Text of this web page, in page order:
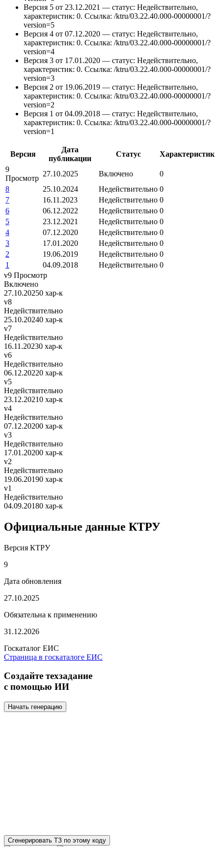
Версия 5 от 23.12.2021 — статус: Недействительно,
характеристик: 0. Ссылка: /ktru/03.22.40.000-00000001/?
version=5
Версия 4 от 07.12.2020 — статус: Недействительно,
характеристик: 0. Ссылка: /ktru/03.22.40.000-00000001/?
version=4
Версия 3 от 17.01.2020 — статус: Недействительно,
характеристик: 0. Ссылка: /ktru/03.22.40.000-00000001/?
version=3
Версия 2 от 19.06.2019 — статус: Недействительно,
характеристик: 0. Ссылка: /ktru/03.22.40.000-00000001/?
version=2
Версия 1 от 04.09.2018 — статус: Недействительно,
характеристик: 0. Ссылка: /ktru/03.22.40.000-00000001/?
version=1
Версия
Дата
публикации
Статус
Характеристик
9
Просмотр
27.10.2025 Включено
0
8
25.10.2024 Недействительно 0
7
16.11.2023 Недействительно 0
6
06.12.2022 Недействительно 0
5
23.12.2021 Недействительно 0
4
07.12.2020 Недействительно 0
3
17.01.2020 Недействительно 0
2
19.06.2019 Недействительно 0
1
04.09.2018 Недействительно 0
v9 Просмотр
Включено
27.10.20250 хар-к
v8
Недействительно
25.10.20240 хар-к
v7
Недействительно
16.11.20230 хар-к
v6
Недействительно
06.12.20220 хар-к
v5
Недействительно
23.12.20210 хар-к
v4
Недействительно
07.12.20200 хар-к
v3
Недействительно
17.01.20200 хар-к
v2
Недействительно
19.06.20190 хар-к
v1
Недействительно
04.09.20180 хар-к
Официальные данные КТРУ
Версия КТРУ
9
Дата обновления
27.10.2025
Обязательна к применению
31.12.2026
Госкаталог ЕИС
Страница в госкаталоге ЕИС
Создайте техзадание
с помощью ИИ
Начать генерацию
Сгенерировать ТЗ по этому коду